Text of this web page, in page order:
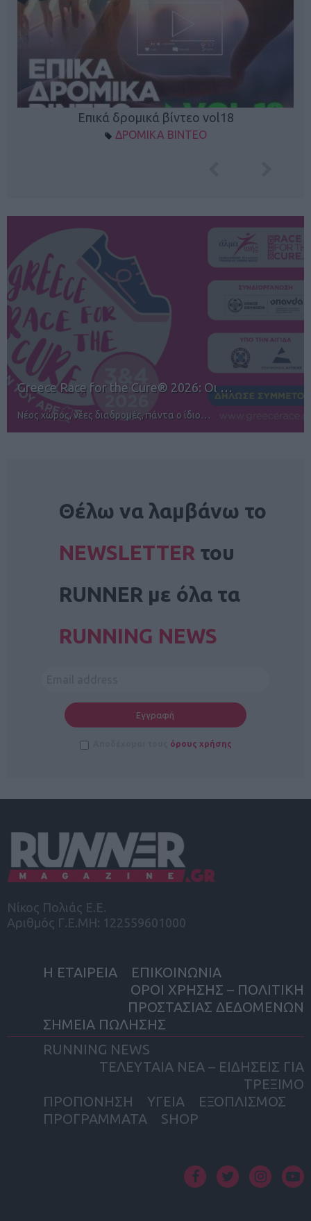
Επικά δρομικά βίντεο vol18
ΔΡΟΜΙΚΑ ΒΙΝΤΕΟ
12ος TUI Rhodes Marathon: Άνοιγμα ε…
Αγώνες για όλους στην Ρόδο
Θέλω να λαμβάνω το
NEWSLETTER του
RUNNER με όλα τα
RUNNING NEWS
όρους χρήσης
Νίκος Πολιάς Ε.Ε.
Αριθμός Γ.Ε.ΜΗ: 122559601000
Η ΕΤΑΙΡΕΙΑ
ΕΠΙΚΟΙΝΩΝΙΑ
ΟΡΟΙ ΧΡΗΣΗΣ – ΠΟΛΙΤΙΚΗ
ΠΡΟΣΤΑΣΙΑΣ ΔΕΔΟΜΕΝΩΝ
ΣΗΜΕΙΑ ΠΩΛΗΣΗΣ
RUNNING NEWS
ΤΕΛΕΥΤΑΙΑ ΝΕΑ – ΕΙΔΗΣΕΙΣ ΓΙΑ
ΤΡΕΞΙΜΟ
ΠΡΟΠΟΝΗΣΗ
ΥΓΕΙΑ
ΕΞΟΠΛΙΣΜΟΣ
ΠΡΟΓΡΑΜΜΑΤΑ
SHOP